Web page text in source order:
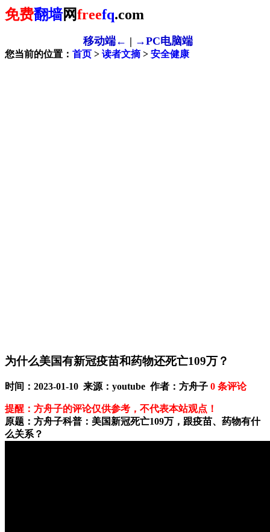
免费翻墙网freefq.com
移动端← | →PC电脑端
您当前的位置： 首页 > 读者文摘> 安全健康
为什么美国有新冠疫苗和药物还死亡109万？
时间：2023-01-10 来源：youtube 作者：方舟子 0 条评论
提醒：方舟子的评论仅供参考，不代表本站观点！
原题：方舟子科普：美国新冠死亡109万，跟疫苗、药物有什
么关系？